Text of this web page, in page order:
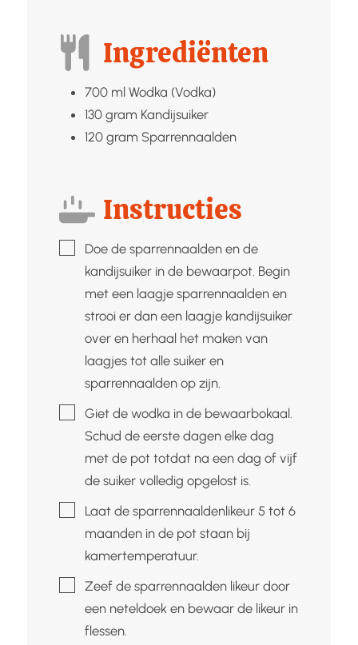
Ingrediënten
700 ml Wodka (Vodka)
130 gram Kandijsuiker
120 gram Sparrennaalden
Instructies
▢Doe de sparrennaalden en de
kandijsuiker in de bewaarpot. Begin
met een laagje sparrennaalden en
strooi er dan een laagje kandijsuiker
over en herhaal het maken van
laagjes tot alle suiker en
sparrennaalden op zijn.
▢
Giet de wodka in de bewaarbokaal.
Schud de eerste dagen elke dag
met de pot totdat na een dag of vijf
de suiker volledig opgelost is.
▢Laat de sparrennaaldenlikeur 5 tot 6
maanden in de pot staan bij
kamertemperatuur.
▢
Zeef de sparrennaalden likeur door
een neteldoek en bewaar de likeur in
flessen.